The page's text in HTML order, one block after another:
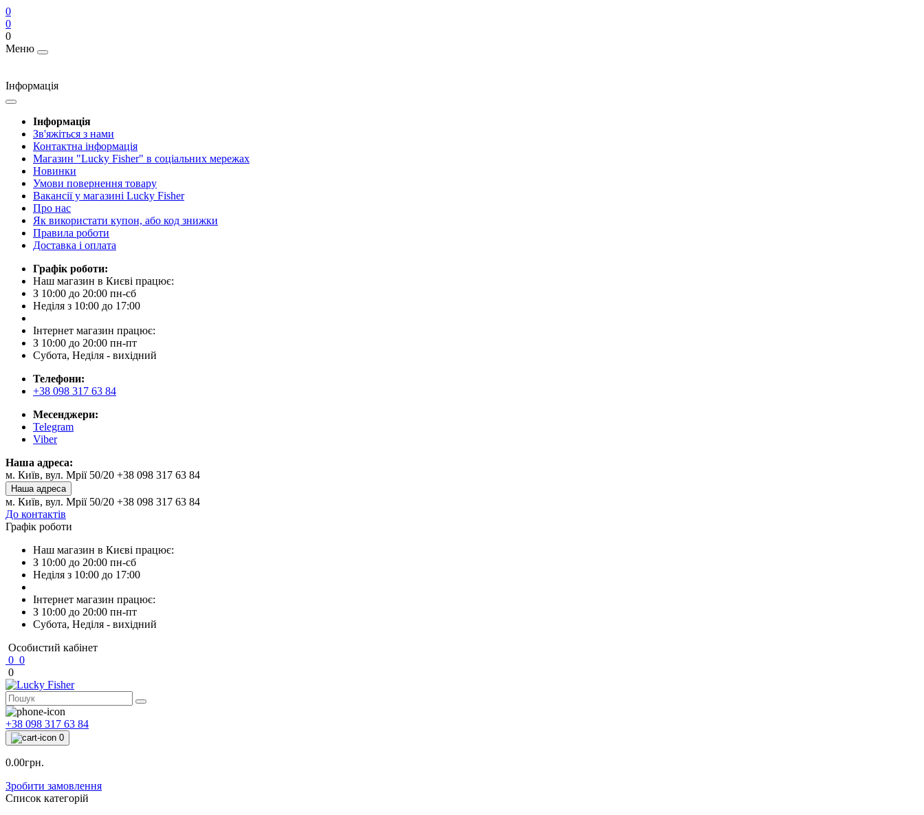
0
0
0
Меню
Інформація
Інформація
Зв'яжіться з нами
Контактна інформація
Магазин "Lucky Fisher" в соціальних мережах
Новинки
Умови повернення товару
Вакансії у магазині Lucky Fisher
Про нас
Як використати купон, або код знижки
Правила роботи
Доставка і оплата
Графік роботи:
Наш магазин в Києві працює:
З 10:00 до 20:00 пн-сб
Неділя з 10:00 до 17:00
Інтернет магазин працює:
З 10:00 до 20:00 пн-пт
Субота, Неділя - вихідний
Телефони:
+38 098 317 63 84
Месенджери:
Telegram
Viber
Наша адреса:
м. Київ, вул. Мрії 50/20 +38 098 317 63 84
Наша адреса
м. Київ, вул. Мрії 50/20 +38 098 317 63 84
До контактів
Графік роботи
Наш магазин в Києві працює:
З 10:00 до 20:00 пн-сб
Неділя з 10:00 до 17:00
Інтернет магазин працює:
З 10:00 до 20:00 пн-пт
Субота, Неділя - вихідний
Особистий кабінет
0 0
0
+38 098 317 63 84
0
0.00грн.
Зробити замовлення
Список категорій